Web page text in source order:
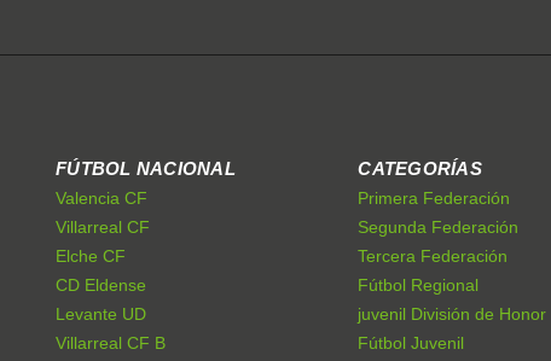
FÚTBOL NACIONAL
Valencia CF
Villarreal CF
Elche CF
CD Eldense
Levante UD
Villarreal CF B
CATEGORÍAS
Primera Federación
Segunda Federación
Tercera Federación
Fútbol Regional
juvenil División de Honor
Fútbol Juvenil